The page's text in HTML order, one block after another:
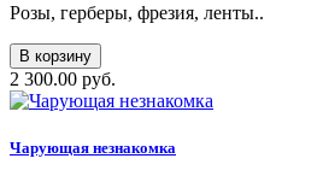
Розы, герберы, фрезия, ленты..
В корзину
2 300.00 руб.
Чарующая незнакомка